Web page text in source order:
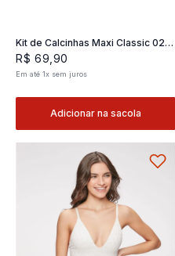
Kit de Calcinhas Maxi Classic 02 -
2 und
R$ 69 90
Em até1x sem juros
Adicionar na sacola